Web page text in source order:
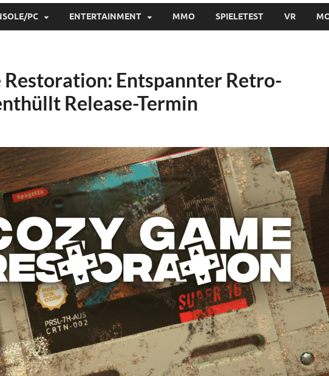
PC ENTERTAINMENT MMO SPIELETEST VR
Restoration: Entspannter Retro-
Release-Termin